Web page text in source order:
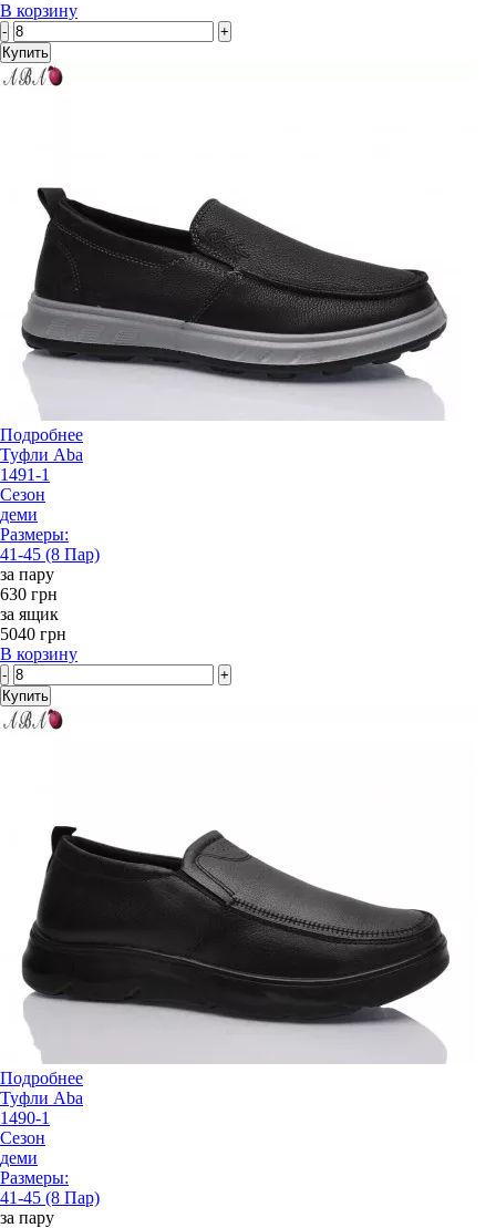
В корзину
-
+
Купить
Подробнее
Туфли Aba
1491-1
Сезон
деми
Размеры:
41-45 (8 Пар)
за пару
630 грн
за ящик
5040 грн
В корзину
-
+
Купить
Подробнее
Туфли Aba
1490-1
Сезон
деми
Размеры:
41-45 (8 Пар)
за пару